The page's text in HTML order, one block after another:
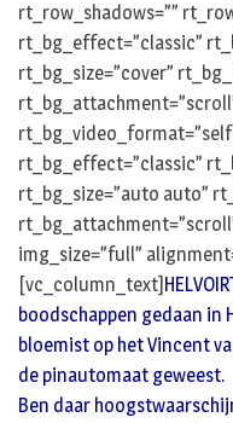
rt_row_shadows=””
rt_bg_effect=”classic”
rt_bg_size=”cover”
rt_bg_effect=”classic”
rt_bg_size=”auto auto”
img_size=”full”
[vc_column_text]
boodschappen gedaan in
bloemist op het Vincent
de pinautomaat geweest.
Ben daar